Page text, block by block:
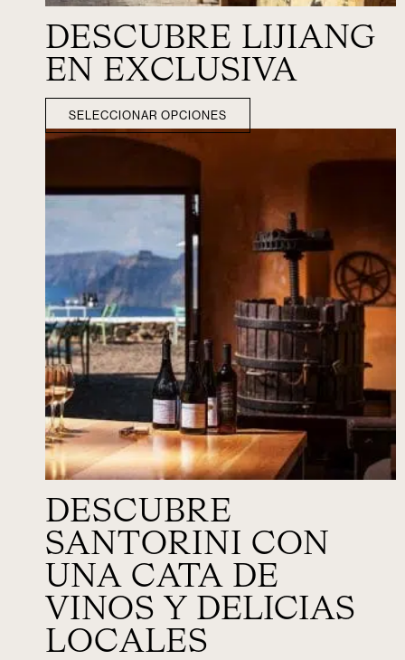
DESCUBRE LIJIANG
EN EXCLUSIVA
SELECCIONAR OPCIONES
DESCUBRE
SANTORINI CON
UNA CATA DE
VINOS Y DELICIAS
LOCALES